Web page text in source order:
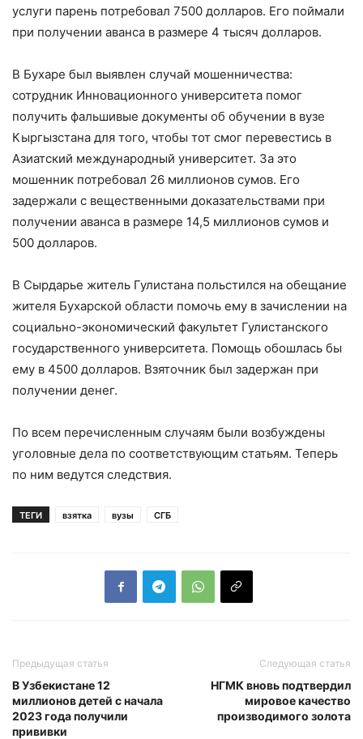
услуги парень потребовал 7500 долларов. Его поймали
при получении аванса в размере 4 тысяч долларов.
В Бухаре был выявлен случай мошенничества:
сотрудник Инновационного университета помог
получить фальшивые документы об обучении в вузе
Кыргызстана для того, чтобы тот смог перевестись в
Азиатский международный университет. За это
мошенник потребовал 26 миллионов сумов. Его
задержали с вещественными доказательствами при
получении аванса в размере 14,5 миллионов сумов и
500 долларов.
В Сырдарье житель Гулистана польстился на обещание
жителя Бухарской области помочь ему в зачислении на
социально-экономический факультет Гулистанского
государственного университета. Помощь обошлась бы
ему в 4500 долларов. Взяточник был задержан при
получении денег.
По всем перечисленным случаям были возбуждены
уголовные дела по соответствующим статьям. Теперь
по ним ведутся следствия.
ТЕГИ взятка вузы СГБ
Предыдущая статья
В Узбекистане 12
миллионов детей с начала
2023 года получили
прививки
Следующая статья
НГМК вновь подтвердил
мировое качество
производимого золота